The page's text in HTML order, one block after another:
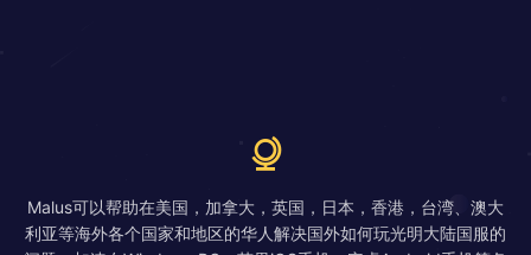
Malus可以帮助在美国，加拿大，英国，日本，香港，台湾、澳大
利亚等海外各个国家和地区的华人解决国外如何玩光明大陆国服的